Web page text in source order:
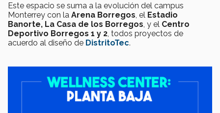
Este espacio se suma a la evolución del campus
Monterrey con la Arena Borregos , el Estadio
Banorte, La Casa de los Borregos , y el Centro
Deportivo Borregos 1 y 2 , todos proyectos de
acuerdo al diseño de DistritoTec.